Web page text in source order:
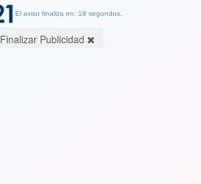
El aviso finaliza en: 19 segundos.
Finalizar Publicidad